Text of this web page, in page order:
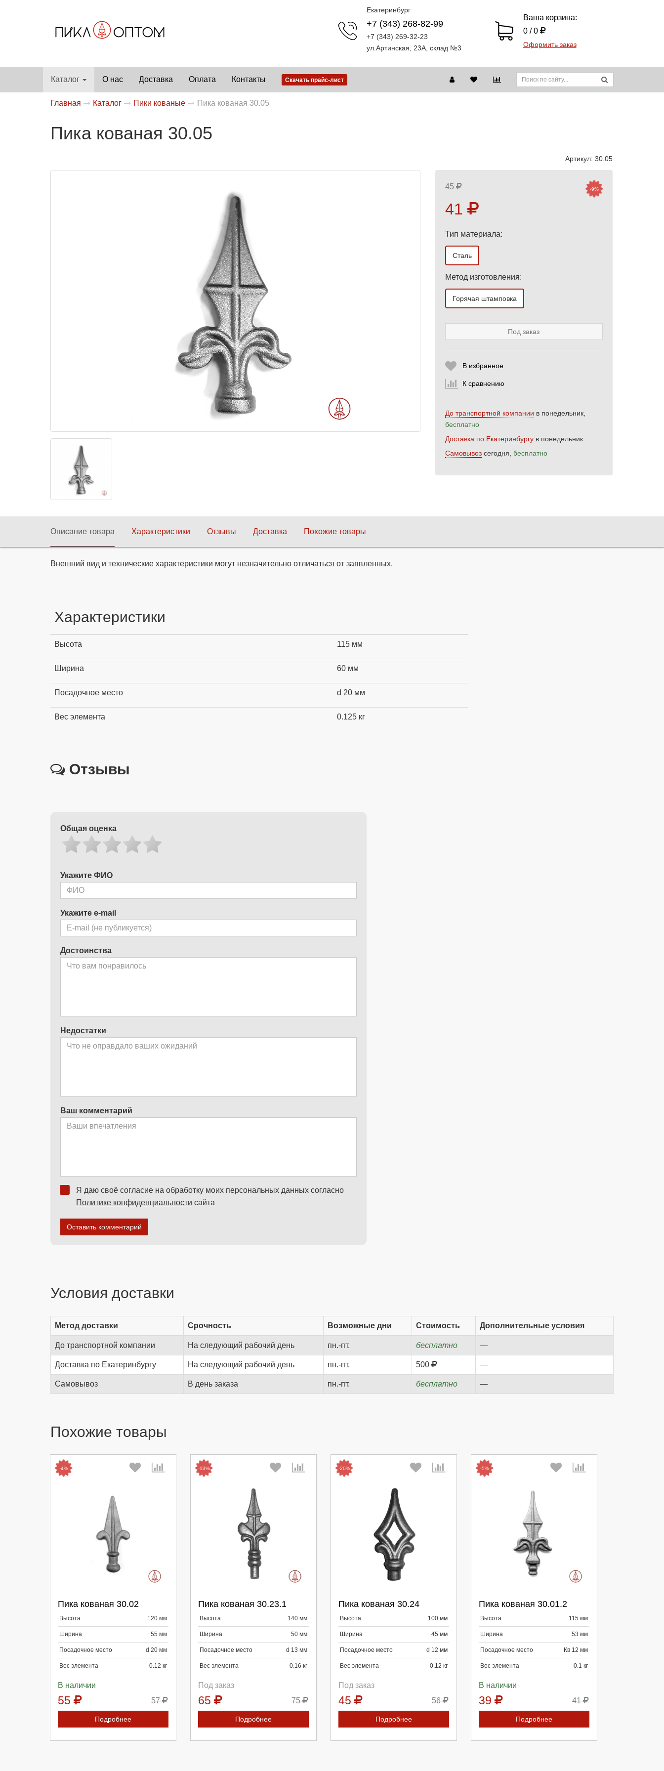
Екатеринбург
+7 (343) 268-82-99
+7 (343) 269-32-23
ул.Артинская, 23А, склад №3
Ваша корзина:
0 / 0
Оформить заказ
Каталог О нас Доставка Оплата Контакты Скачать прайс-лист
Главная Каталог Пики кованые Пика кованая 30.05
Пика кованая 30.05
Артикул: 30.05
45
41
-9%
Тип материала:
Сталь
Метод изготовления:
Горячая штамповка
Выберите количество:
Под заказ
В избранное
К сравнению
До транспортной компании в понедельник,
бесплатно
Доставка по Екатеринбургув понедельник
Самовывозсегодня, бесплатно
Описание товара Характеристики Отзывы Доставка Похожие товары
Внешний вид и технические характеристики могут незначительно отличаться от заявленных.
Характеристики
Высота 115 мм
Ширина 60 мм
Посадочное место d 20 мм
Вес элемента 0.125 кг
Отзывы
Общая оценка
Укажите ФИО
Укажите e-mail
Достоинства
Недостатки
Ваш комментарий
Я даю своё согласие на обработку моих персональных данных согласно
Политике конфиденциальности сайта
Оставить комментарий
Условия доставки
Метод доставки Срочность Возможные дни Стоимость Дополнительные условия
До транспортной компании На следующий рабочий день пн.-пт. бесплатно —
Доставка по Екатеринбургу На следующий рабочий день пн.-пт. 500 —
Самовывоз В день заказа пн.-пт. бесплатно —
Похожие товары
Пика кованая 30.02
Высота 120 мм
Ширина 55 мм
Посадочное место d 20 мм
Вес элемента 0.12 кг
В наличии
-4%
55 57
Подробнее
Выберите количество:
Продолжить Отмена
Пика кованая 30.23.1
Высота 140 мм
Ширина 50 мм
Посадочное место d 13 мм
Вес элемента 0.16 кг
Под заказ
-13%
65 75
Подробнее
Выберите количество:
Продолжить Отмена
Пика кованая 30.24
Высота 100 мм
Ширина 45 мм
Посадочное место d 12 мм
Вес элемента 0.12 кг
Под заказ
-20%
45 56
Подробнее
Выберите количество:
Продолжить Отмена
Пика кованая 30.01.2
Высота 115 мм
Ширина 53 мм
Посадочное место Кв 12 мм
Вес элемента 0.1 кг
В наличии
-5%
39 41
Подробнее
Выберите количество:
Продолжить Отмена